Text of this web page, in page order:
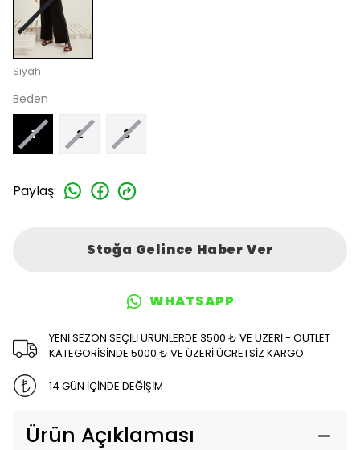
Siyah
Beden
1 2 3
Paylaş:
Stoğa Gelince Haber Ver
WHATSAPP
YENİ SEZON SEÇİLİ ÜRÜNLERDE 3500 ₺ VE ÜZERİ - OUTLET
KATEGORİSİNDE 5000 ₺ VE ÜZERİ ÜCRETSİZ KARGO
14 GÜN İÇİNDE DEĞİŞİM
Ürün Açıklaması